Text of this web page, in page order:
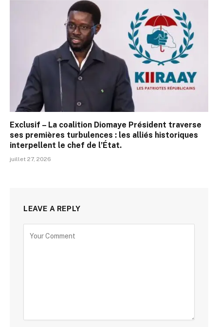
Exclusif – La coalition Diomaye Président traverse
ses premières turbulences : les alliés historiques
interpellent le chef de l’État.
juillet 27, 2026
LEAVE A REPLY